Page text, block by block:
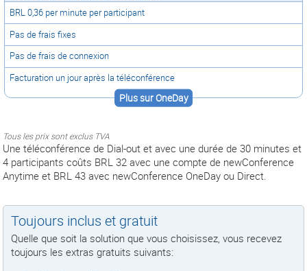
BRL 0,36 per minute per participant
Pas de frais fixes
Pas de frais de connexion
Facturation un jour après la téléconférence
Plus sur OneDay
Tous les prix sont exclus TVA
Une téléconférence de Dial-out et avec une durée de 30 minutes et
4 participants coûts BRL 32 avec une compte de newConference
Anytime et BRL 43 avec newConference OneDay ou Direct.
Toujours inclus et gratuit
Quelle que soit la solution que vous choisissez, vous recevez
toujours les extras gratuits suivants: